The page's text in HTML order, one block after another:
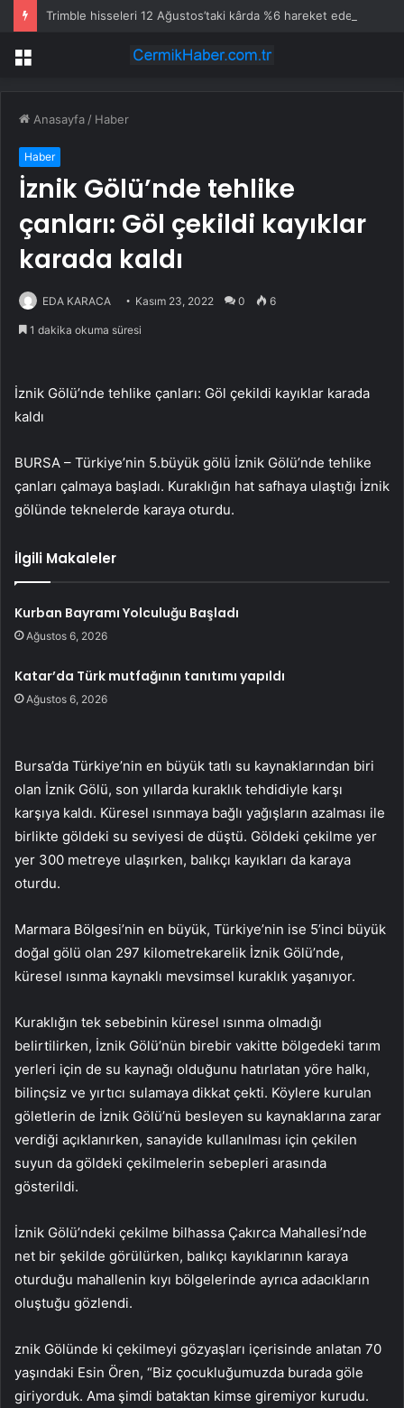
Trimble hisseleri 12 Ağustos’taki kârda %6 hareket edebilir
Menü
Anasayfa / Haber
Haber
İznik Gölü’nde tehlike
çanları: Göl çekildi kayıklar
karada kaldı
EDA KARACA Kasım 23, 2022 0 6
1 dakika okuma süresi
İznik Gölü’nde tehlike çanları: Göl çekildi kayıklar karada
kaldı
BURSA – Türkiye’nin 5.büyük gölü İznik Gölü’nde tehlike
çanları çalmaya başladı. Kuraklığın hat safhaya ulaştığı İznik
gölünde teknelerde karaya oturdu.
İlgili Makaleler
Kurban Bayramı Yolculuğu Başladı
Ağustos 6, 2026
Katar’da Türk mutfağının tanıtımı yapıldı
Ağustos 6, 2026
Bursa’da Türkiye’nin en büyük tatlı su kaynaklarından biri
olan İznik Gölü, son yıllarda kuraklık tehdidiyle karşı
karşıya kaldı. Küresel ısınmaya bağlı yağışların azalması ile
birlikte göldeki su seviyesi de düştü. Göldeki çekilme yer
yer 300 metreye ulaşırken, balıkçı kayıkları da karaya
oturdu.
Marmara Bölgesi’nin en büyük, Türkiye’nin ise 5’inci büyük
doğal gölü olan 297 kilometrekarelik İznik Gölü’nde,
küresel ısınma kaynaklı mevsimsel kuraklık yaşanıyor.
Kuraklığın tek sebebinin küresel ısınma olmadığı
belirtilirken, İznik Gölü’nün birebir vakitte bölgedeki tarım
yerleri için de su kaynağı olduğunu hatırlatan yöre halkı,
bilinçsiz ve yırtıcı sulamaya dikkat çekti. Köylere kurulan
göletlerin de İznik Gölü’nü besleyen su kaynaklarına zarar
verdiği açıklanırken, sanayide kullanılması için çekilen
suyun da göldeki çekilmelerin sebepleri arasında
gösterildi.
İznik Gölü’ndeki çekilme bilhassa Çakırca Mahallesi’nde
net bir şekilde görülürken, balıkçı kayıklarının karaya
oturduğu mahallenin kıyı bölgelerinde ayrıca adacıkların
oluştuğu gözlendi.
znik Gölünde ki çekilmeyi gözyaşları içerisinde anlatan 70
yaşındaki Esin Ören, “Biz çocukluğumuzda burada göle
giriyorduk. Ama şimdi bataktan kimse giremiyor kurudu.